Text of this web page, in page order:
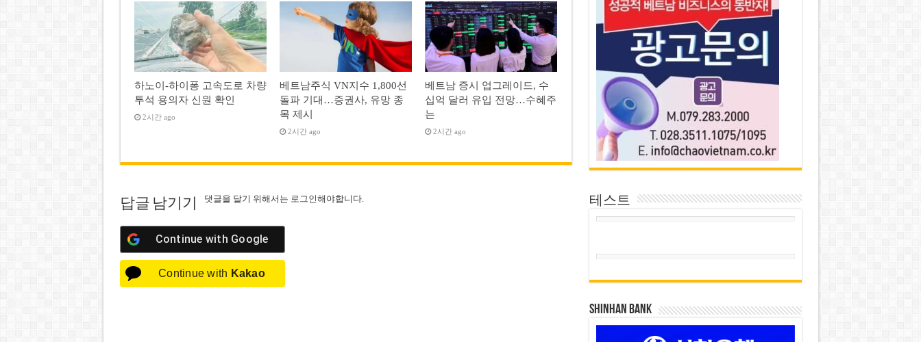
하노이-하이퐁 고속도로 차량
투석 용의자 신원 확인
2시간 ago
베트남주식 VN지수 1,800선
돌파 기대…증권사, 유망 종
목 제시
2시간 ago
베트남 증시 업그레이드, 수
십억 달러 유입 전망…수혜주
는
2시간 ago
답글 남기기 댓글을 달기 위해서는 로그인해야합니다.
Continue with Google
Continue with Kakao
테스트
SHINHAN BANK